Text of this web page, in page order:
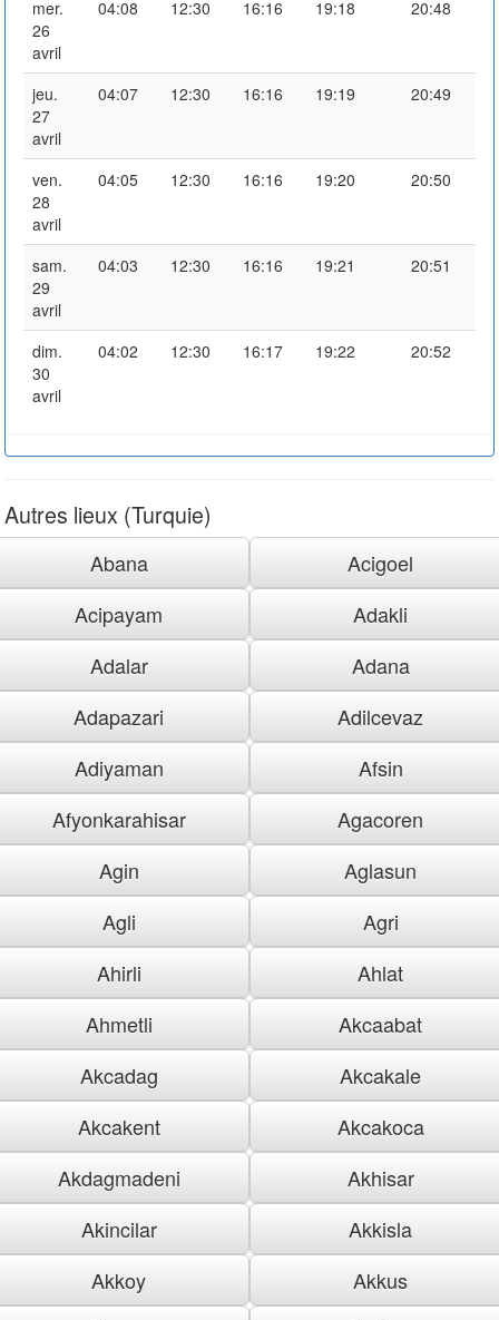
mer.
26
avril
04:08 12:30 16:16 19:18 20:48
jeu.
27
avril
04:07 12:30 16:16 19:19 20:49
ven.
28
avril
04:05 12:30 16:16 19:20 20:50
sam.
29
avril
04:03 12:30 16:16 19:21 20:51
dim.
30
avril
04:02 12:30 16:17 19:22 20:52
Autres lieux (Turquie)
Abana
Acigoel
Acipayam
Adakli
Adalar
Adana
Adapazari
Adilcevaz
Adiyaman
Afsin
Afyonkarahisar
Agacoren
Agin
Aglasun
Agli
Agri
Ahirli
Ahlat
Ahmetli
Akcaabat
Akcadag
Akcakale
Akcakent
Akcakoca
Akdagmadeni
Akhisar
Akincilar
Akkisla
Akkoy
Akkus